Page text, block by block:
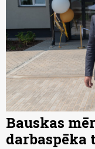
Bauskas
darbaspēka